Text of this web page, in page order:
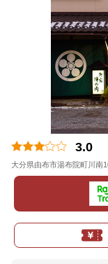
3.0
大分県由布市湯布院町川南